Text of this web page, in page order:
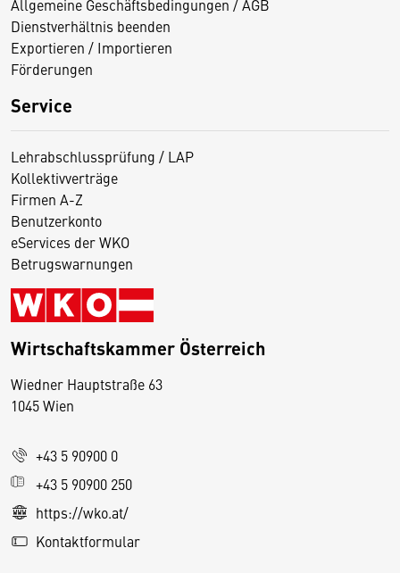
Allgemeine Geschäftsbedingungen / AGB
Dienstverhältnis beenden
Exportieren / Importieren
Förderungen
Service
Lehrabschlussprüfung / LAP
Kollektivverträge
Firmen A-Z
Benutzerkonto
eServices der WKO
Betrugswarnungen
Wirtschaftskammer Österreich
Wiedner Hauptstraße 63
1045 Wien
+43 5 90900 0
+43 5 90900 250
https://wko.at/
Kontaktformular
D
s
e
S
e